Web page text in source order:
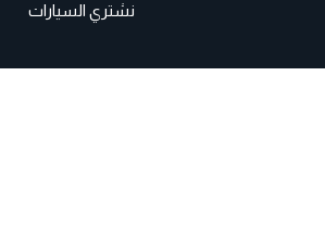
نشتري السيارات